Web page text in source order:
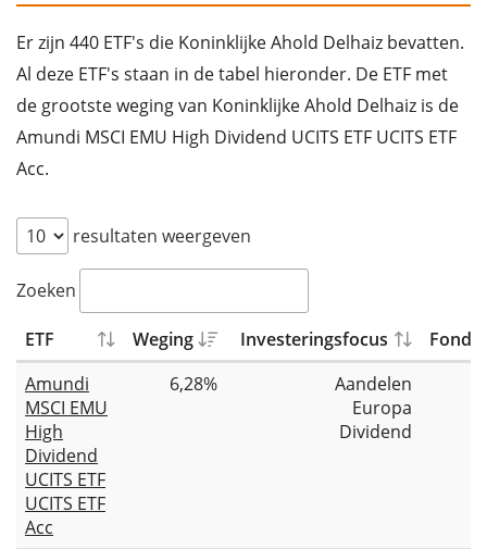
Er zijn 440 ETF's die Koninklijke Ahold Delhaiz bevatten.
Al deze ETF's staan in de tabel hieronder. De ETF met
de grootste weging van Koninklijke Ahold Delhaiz is de
Amundi MSCI EMU High Dividend UCITS ETF UCITS ETF
Acc.
resultaten weergeven
Zoeken
ETF Weging Investeringsfocus
Amundi
MSCI EMU
High
Dividend
UCITS ETF
UCITS ETF
Acc
6,28%
Aandelen
Europa
Dividend